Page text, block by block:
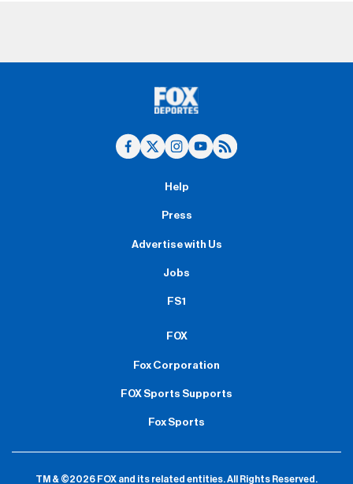
Help
Press
Advertise with Us
Jobs
FS1
FOX
Fox Corporation
FOX Sports Supports
Fox Sports
TM & ©2026 FOX and its related entities.All Rights Reserved.